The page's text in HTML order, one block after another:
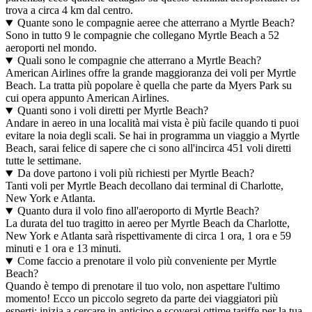
trova a circa 4 km dal centro.
Quante sono le compagnie aeree che atterrano a Myrtle Beach?
Sono in tutto 9 le compagnie che collegano Myrtle Beach a 52
aeroporti nel mondo.
Quali sono le compagnie che atterrano a Myrtle Beach?
American Airlines offre la grande maggioranza dei voli per Myrtle
Beach. La tratta più popolare è quella che parte da Myers Park su
cui opera appunto American Airlines.
Quanti sono i voli diretti per Myrtle Beach?
Andare in aereo in una località mai vista è più facile quando ti puoi
evitare la noia degli scali. Se hai in programma un viaggio a Myrtle
Beach, sarai felice di sapere che ci sono all'incirca 451 voli diretti
tutte le settimane.
Da dove partono i voli più richiesti per Myrtle Beach?
Tanti voli per Myrtle Beach decollano dai terminal di Charlotte,
New York e Atlanta.
Quanto dura il volo fino all'aeroporto di Myrtle Beach?
La durata del tuo tragitto in aereo per Myrtle Beach da Charlotte,
New York e Atlanta sarà rispettivamente di circa 1 ora, 1 ora e 59
minuti e 1 ora e 13 minuti.
Come faccio a prenotare il volo più conveniente per Myrtle
Beach?
Quando è tempo di prenotare il tuo volo, non aspettare l'ultimo
momento! Ecco un piccolo segreto da parte dei viaggiatori più